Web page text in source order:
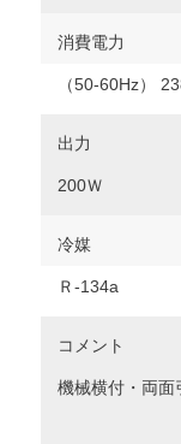
消費電力
（50‐60Hz）
出力
200Ｗ
冷媒
Ｒ‐134a
コメント
機械横付・両